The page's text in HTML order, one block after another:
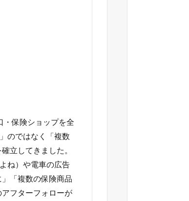
・保険ショップを全
のではなく「複数
立してきました。
ね）や電車の広告
「複数の保険商品
フターフォローが